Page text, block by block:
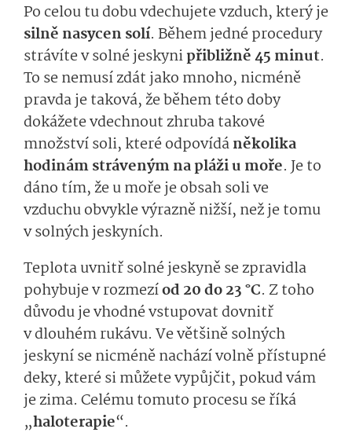
Po celou tu dobu vdechujete vzduch, který je
silně nasycen solí. Během jedné procedury
strávíte v solné jeskynipřibližně 45 minut.
To se nemusí zdát jako mnoho, nicméně
pravda je taková, že během této doby
dokážete vdechnout zhruba takové
množství soli, které odpovídáněkolika
hodinám stráveným na pláži u moře. Je to
dáno tím, že u moře je obsah soli ve
vzduchu obvykle výrazně nižší, než je tomu
v solných jeskyních.
Teplota uvnitř solné jeskyně se zpravidla
pohybuje v rozmezíod 20 do 23 °C. Z toho
důvodu je vhodné vstupovat dovnitř
v dlouhém rukávu. Ve většině solných
jeskyní se nicméně nachází volně přístupné
deky, které si můžete vypůjčit, pokud vám
je zima. Celému tomuto procesu se říká
„haloterapie“.